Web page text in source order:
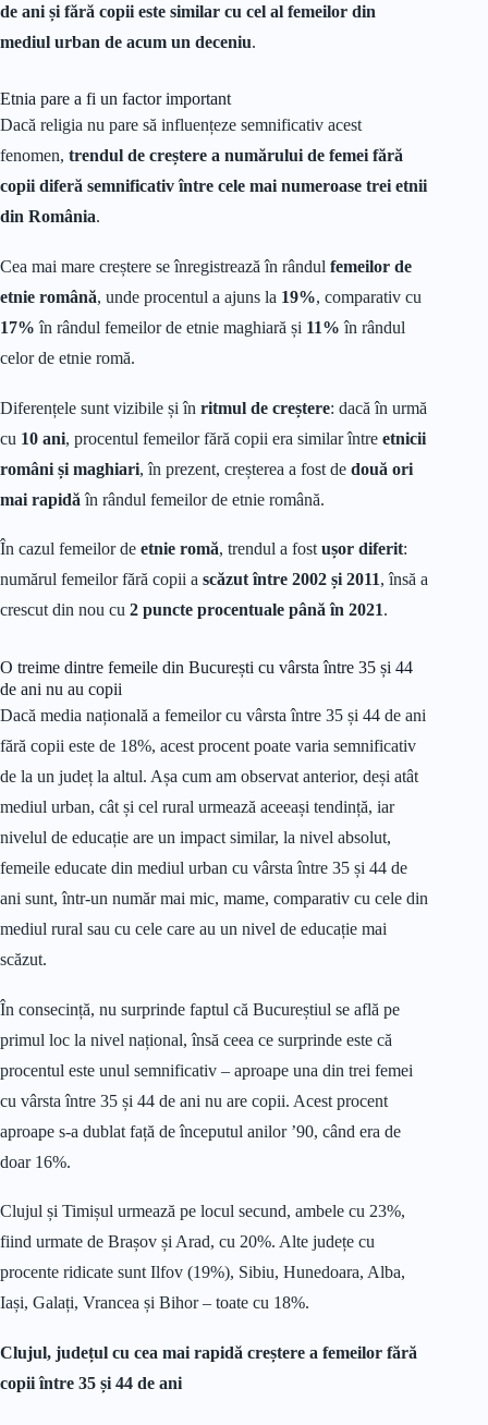
de ani și fără copii este similar cu cel al femeilor din
mediul urban de acum un deceniu.
Etnia pare a fi un factor important
Dacă religia nu pare să influențeze semnificativ acest
fenomen, trendul de creștere a numărului de femei fără
copii diferă semnificativ între cele mai numeroase trei etnii
din România.
Cea mai mare creștere se înregistrează în rândul femeilor de
etnie română, unde procentul a ajuns la 19%, comparativ cu
17% în rândul femeilor de etnie maghiară și 11% în rândul
celor de etnie romă.
Diferențele sunt vizibile și în ritmul de creștere: dacă în urmă
cu 10 ani, procentul femeilor fără copii era similar între etnicii
români și maghiari, în prezent, creșterea a fost de două ori
mai rapidă în rândul femeilor de etnie română.
În cazul femeilor de etnie romă, trendul a fost ușor diferit:
numărul femeilor fără copii a scăzut între 2002 și 2011, însă a
crescut din nou cu 2 puncte procentuale până în 2021.
O treime dintre femeile din București cu vârsta între 35 și 44
de ani nu au copii
Dacă media națională a femeilor cu vârsta între 35 și 44 de ani
fără copii este de 18%, acest procent poate varia semnificativ
de la un județ la altul. Așa cum am observat anterior, deși atât
mediul urban, cât și cel rural urmează aceeași tendință, iar
nivelul de educație are un impact similar, la nivel absolut,
femeile educate din mediul urban cu vârsta între 35 și 44 de
ani sunt, într-un număr mai mic, mame, comparativ cu cele din
mediul rural sau cu cele care au un nivel de educație mai
scăzut.
În consecință, nu surprinde faptul că Bucureștiul se află pe
primul loc la nivel național, însă ceea ce surprinde este că
procentul este unul semnificativ – aproape una din trei femei
cu vârsta între 35 și 44 de ani nu are copii. Acest procent
aproape s-a dublat față de începutul anilor ’90, când era de
doar 16%.
Clujul și Timișul urmează pe locul secund, ambele cu 23%,
fiind urmate de Brașov și Arad, cu 20%. Alte județe cu
procente ridicate sunt Ilfov (19%), Sibiu, Hunedoara, Alba,
Iași, Galați, Vrancea și Bihor – toate cu 18%.
Clujul, județul cu cea mai rapidă creștere a femeilor fără
copii între 35 și 44 de ani